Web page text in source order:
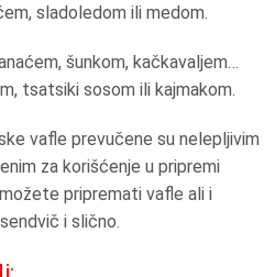
sladoledom ili medom.
šunkom, kačkavaljem…
tsatsiki sosom ili kajmakom.
vafle prevučene su nelepljivim
za korišćenje u pripremi
pripremati vafle ali i
i slično.